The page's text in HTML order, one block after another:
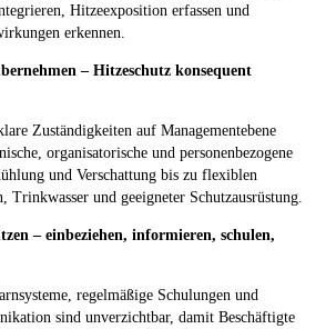
Hitzeexposition erfassen und
erkennen.
– Hitzeschutz konsequent
Zuständigkeiten auf Managementebene
organisatorische und personenbezogene
und Verschattung bis zu flexiblen
Trinkwasser und geeigneter Schutzausrüstung.
– einbeziehen, informieren, schulen,
regelmäßige Schulungen und
sind unverzichtbar, damit Beschäftigte